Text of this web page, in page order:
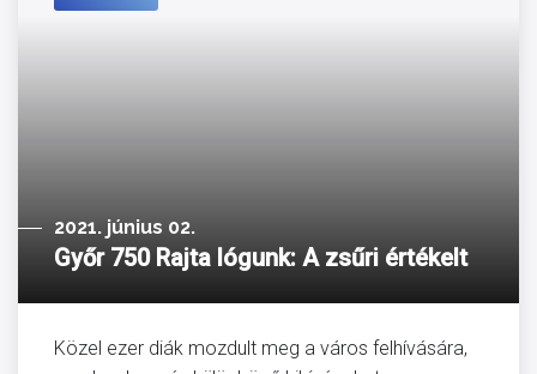
2021. június 02.
Győr 750 Rajta lógunk: A zsűri értékelt
Közel ezer diák mozdult meg a város felhívására,